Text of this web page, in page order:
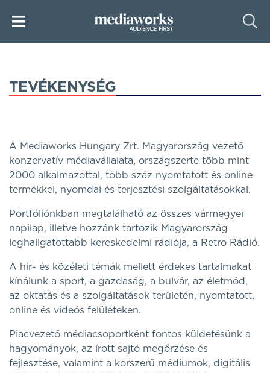
TEVÉKENYSÉG
A Mediaworks Hungary Zrt. Magyarország vezető
konzervatív médiavállalata, országszerte több mint
2000 alkalmazottal, több száz nyomtatott és online
termékkel, nyomdai és terjesztési szolgáltatásokkal.
Portfóliónkban megtalálható az összes vármegyei
napilap, illetve hozzánk tartozik Magyarország
leghallgatottabb kereskedelmi rádiója, a Retro Rádió.
A hír- és közéleti témák mellett érdekes tartalmakat
kínálunk a sport, a gazdaság, a bulvár, az életmód,
az oktatás és a szolgáltatások területén, nyomtatott,
online és videós felületeken.
Piacvezető médiacsoportként fontos küldetésünk a
hagyományok, az írott sajtó megőrzése és
fejlesztése, valamint a korszerű médiumok, digitális